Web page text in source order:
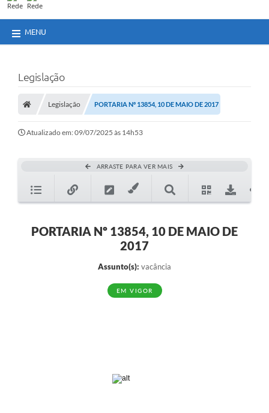
MENU
Legislação
Legislação PORTARIA Nº 13854, 10 DE MAIO DE 2017
Atualizado em: 09/07/2025 às 14h53
ARRASTE PARA VER MAIS
PORTARIA Nº 13854, 10 DE MAIO DE
2017
Assunto(s): vacância
EM VIGOR